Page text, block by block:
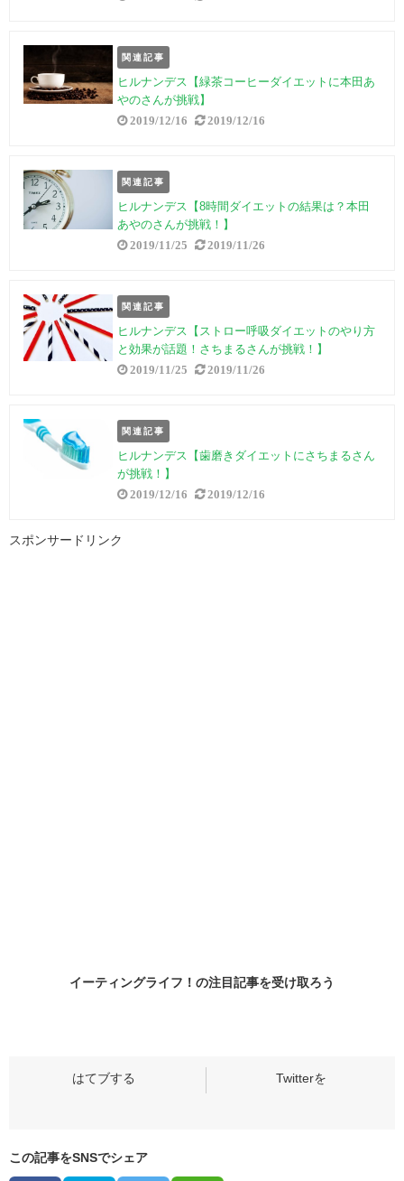
関連記事
ヒルナンデス【緑茶コーヒーダイエットに本田あ
やのさんが挑戦】
2019/12/16 2019/12/16
関連記事
ヒルナンデス【8時間ダイエットの結果は？本田
あやのさんが挑戦！】
2019/11/25 2019/11/26
関連記事
ヒルナンデス【ストロー呼吸ダイエットのやり方
と効果が話題！さちまるさんが挑戦！】
2019/11/25 2019/11/26
関連記事
ヒルナンデス【歯磨きダイエットにさちまるさん
が挑戦！】
2019/12/16 2019/12/16
スポンサードリンク
イーティングライフ！の注目記事を受け取ろう
この記事をSNSでシェア